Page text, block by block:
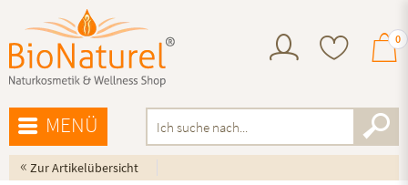
0
MENÜ
« Zur Artikelübersicht